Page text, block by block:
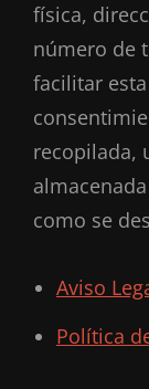
física,
número de
facilitar
recopilada,
como se
Aviso
Política